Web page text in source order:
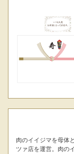
肉のイイジマを母体
ツァ店を運営。肉の